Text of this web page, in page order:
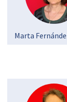
Marta